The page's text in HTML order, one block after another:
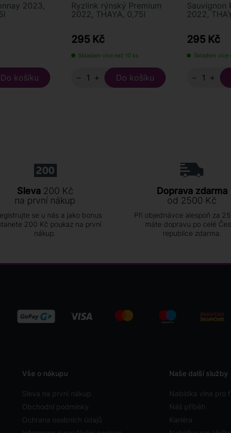
2023,
Ryzlink rýnský Premium
2022, THAYA, 0,75l
295 Kč
Skladem více než 10 ks
− +
Sauvignon
2022,
295 Kč
Skladem více
− +
Sleva200 Kč
na první nákup
se u nás a jako bonus
200 Kč poukaz na první
nákup.
Doprava zdarma
od 2500 Kč
Při objednávce alespoň za
máte dopravu po celé
republice zdarma.
Vše o nákupu
Sleva na první nákup
Obchodní podmínky
Ochrana osobních údajů
Naše další služby
Nabídka vína pro
Náš příběh
Kariéra